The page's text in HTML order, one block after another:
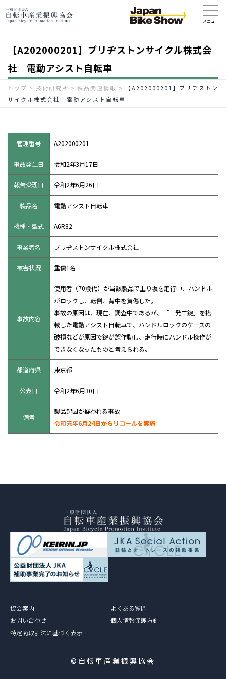
【A202000201】ブリヂストンサイクル株式会
社｜電動アシスト自転車
トップ > 技術研究所 > 製品関連情報 >
【A202000201】ブリヂストン
サイクル株式会社｜電動アシスト自転車
管理番号 A202000201
事故発生日 令和2年3月17日
報告受理日 令和2年6月26日
製品名 電動アシスト自転車
機種・型式 A6R82
事業者名 ブリヂストンサイクル株式会社
被害状況 重傷1名
事故内容
使用者（70歳代）が当該製品で上り坂を走行中、ハンドル
がロックし、転倒、背中を負傷した。
事故の原因は、現在、調査中であるが、「一発二錠」を搭
載した電動アシスト自転車で、ハンドルロックのケースの
破損などが原因で錠が誤作動し、走行時にハンドル操作が
できなくなったものと考えられる。
都道府県 東京都
公表日 令和2年6月30日
備考
製品起因が疑われる事故
令和元年6月24日からリコールを実施
協会案内
よくある質問
お問い合わせ
個人情報保護方針
特定商取引法に基づく表示
©自転車産業振興協会